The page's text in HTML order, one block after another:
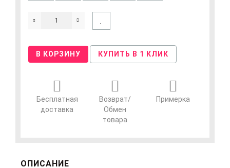
В КОРЗИНУ КУПИТЬ В 1 КЛИК
Бесплатная
доставка
Возврат/
Обмен
товара
Примерка
ОПИСАНИЕ